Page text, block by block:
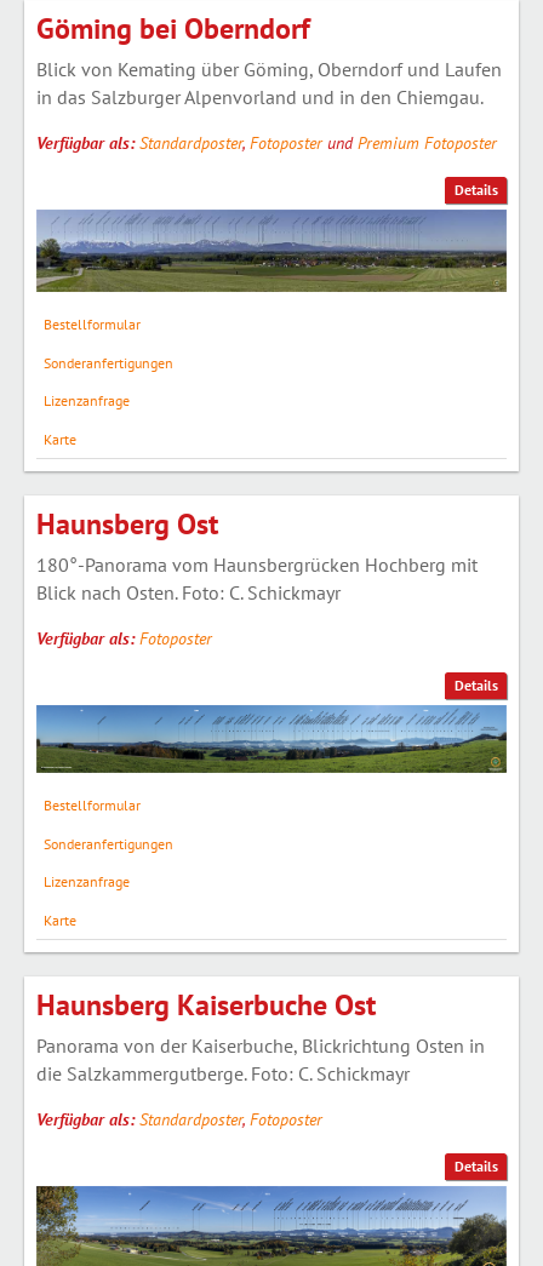
Details
Göming bei Oberndorf
Blick von Kemating über Göming, Oberndorf und Laufen
in das Salzburger Alpenvorland und in den Chiemgau.
Verfügbar als:Standardposter, FotoposterundPremium Fotoposter
Bestellformular
Sonderanfertigungen
Lizenzanfrage
Karte
Details
Haunsberg Ost
180°-Panorama vom Haunsbergrücken Hochberg mit
Blick nach Osten. Foto: C. Schickmayr
Verfügbar als:Fotoposter
Bestellformular
Sonderanfertigungen
Lizenzanfrage
Karte
Details
Haunsberg Kaiserbuche Ost
Panorama von der Kaiserbuche, Blickrichtung Osten in
die Salzkammergutberge. Foto: C. Schickmayr
Verfügbar als:Standardposter, Fotoposter